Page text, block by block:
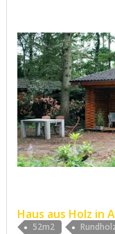
Haus aus Holz in
52m2